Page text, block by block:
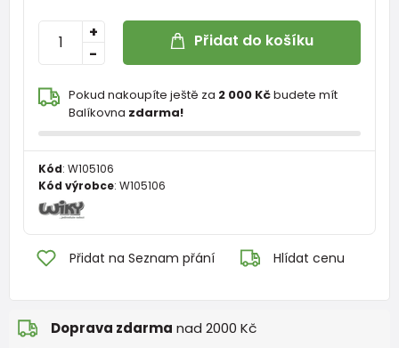
-
+ Přidat do košíku
Pokud nakoupíte ještě za 2 000 Kčbudete mít
Balíkovna zdarma!
Kód: W105106
Kód výrobce: W105106
Přidat na Seznam přání Hlídat cenu
Doprava zdarma nad 2000 Kč